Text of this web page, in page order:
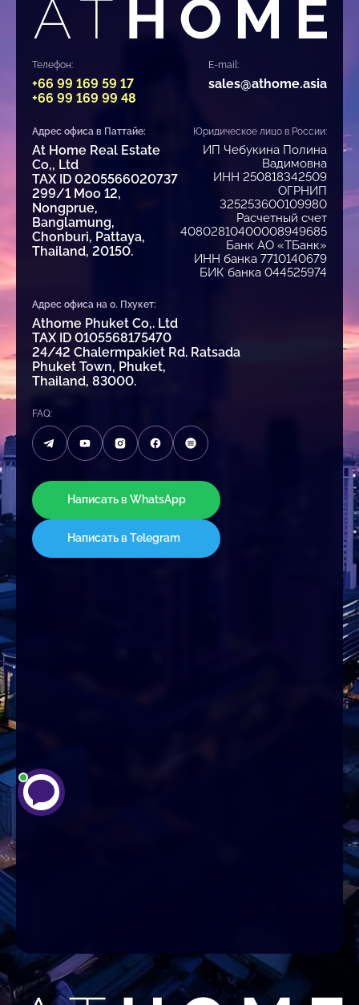
Телефон:
+66 99 169 59 17
+66 99 169 99 48
E-mail:
sales@athome.asia
Адрес офиса в Паттайе:
At Home Real Estate
Co,, Ltd
TAX ID 0205566020737
299/1 Moo 12,
Nongprue,
Banglamung,
Chonburi, Pattaya,
Thailand, 20150.
Юридическое лицо в России:
ИП Чебукина Полина
Вадимовна
ИНН 250818342509
ОГРНИП
325253600109980
Расчетный счет
40802810400008949685
Банк АО «ТБанк»
ИНН банка 7710140679
БИК банка 044525974
Адрес офиса на о. Пхукет:
Athome Phuket Co,. Ltd
TAX ID 0105568175470
24/42 Chalermpakiet Rd. Ratsada
Phuket Town, Phuket,
Thailand, 83000.
FAQ:
Написать в WhatsApp
Написать в Telegram